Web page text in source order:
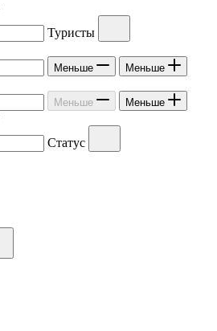
Туристы
Меньше Меньше
Меньше Меньше
Статус